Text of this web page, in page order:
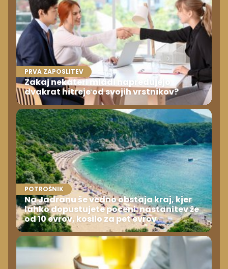
PRVA ZAPOSLITEV
Zakaj nekateri mladi napredujejo
dvakrat hitreje od svojih vrstnikov?
POTROŠNIK
Na Jadranu še vedno obstaja kraj, kjer
lahko dopustujete poceni: nastanitev že
od 10 evrov, kosilo za pet evrov